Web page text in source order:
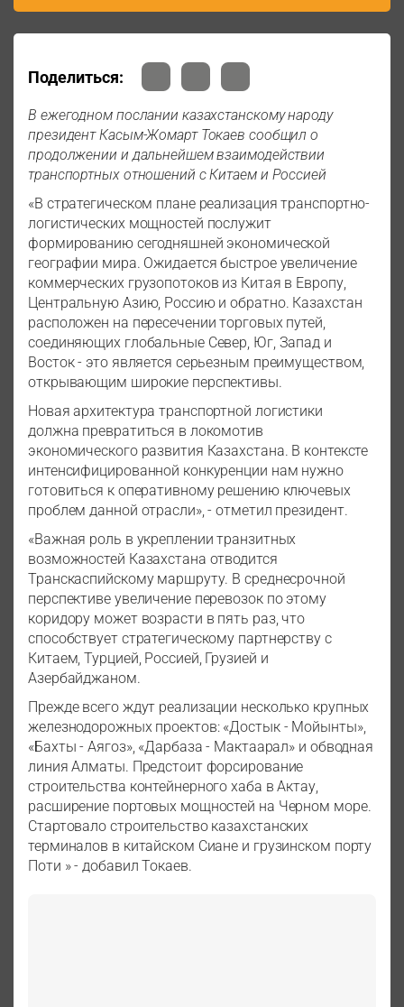
Поделиться:
В ежегодном послании казахстанскому народу
президент Касым-Жомарт Токаев сообщил о
продолжении и дальнейшем взаимодействии
транспортных отношений с Китаем и Россией
«В стратегическом плане реализация транспортно-
логистических мощностей послужит
формированию сегодняшней экономической
географии мира. Ожидается быстрое увеличение
коммерческих грузопотоков из Китая в Европу,
Центральную Азию, Россию и обратно. Казахстан
расположен на пересечении торговых путей,
соединяющих глобальные Север, Юг, Запад и
Восток - это является серьезным преимуществом,
открывающим широкие перспективы.
Новая архитектура транспортной логистики
должна превратиться в локомотив
экономического развития Казахстана. В контексте
интенсифицированной конкуренции нам нужно
готовиться к оперативному решению ключевых
проблем данной отрасли», - отметил президент.
«Важная роль в укреплении транзитных
возможностей Казахстана отводится
Транскаспийскому маршруту. В среднесрочной
перспективе увеличение перевозок по этому
коридору может возрасти в пять раз, что
способствует стратегическому партнерству с
Китаем, Турцией, Россией, Грузией и
Азербайджаном.
Прежде всего ждут реализации несколько крупных
железнодорожных проектов: «Достык - Мойынты»,
«Бахты - Аягоз», «Дарбаза - Мактаарал» и обводная
линия Алматы. Предстоит форсирование
строительства контейнерного хаба в Актау,
расширение портовых мощностей на Черном море.
Стартовало строительство казахстанских
терминалов в китайском Сиане и грузинском порту
Поти » - добавил Токаев.